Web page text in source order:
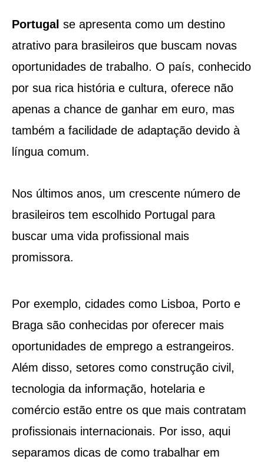
Portugal se apresenta como um destino
atrativo para brasileiros que buscam novas
oportunidades de trabalho. O país, conhecido
por sua rica história e cultura, oferece não
apenas a chance de ganhar em euro, mas
também a facilidade de adaptação devido à
língua comum.
Nos últimos anos, um crescente número de
brasileiros tem escolhido Portugal para
buscar uma vida profissional mais
promissora.
Por exemplo, cidades como Lisboa, Porto e
Braga são conhecidas por oferecer mais
oportunidades de emprego a estrangeiros.
Além disso, setores como construção civil,
tecnologia da informação, hotelaria e
comércio estão entre os que mais contratam
profissionais internacionais. Por isso, aqui
separamos dicas de como trabalhar em